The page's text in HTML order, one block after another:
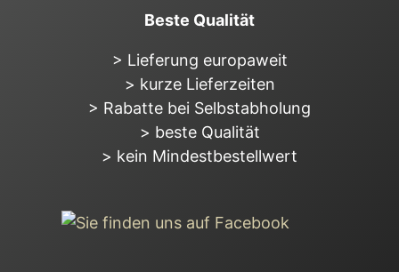
Beste Qualität
> Lieferung europaweit
> kurze Lieferzeiten
> Rabatte bei Selbstabholung
> beste Qualität
> kein Mindestbestellwert